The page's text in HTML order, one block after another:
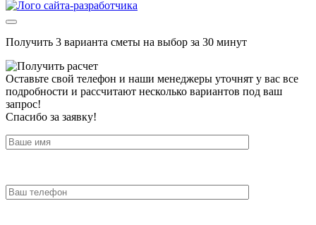
Получить 3 варианта сметы на выбор за 30 минут
Оставьте свой телефон и наши менеджеры уточнят у вас все
подробности и рассчитают несколько вариантов под ваш
запрос!
Спасибо за заявку!